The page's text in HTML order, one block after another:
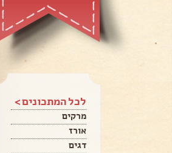
לכל המתכונים >
מרקים
אורז
דגים